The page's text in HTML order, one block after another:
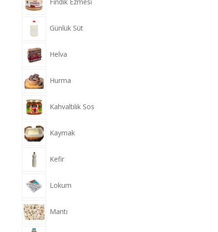
Günlük Süt
Helva
Hurma
Kahvaltılık Sos
Kaymak
Kefir
Lokum
Mantı